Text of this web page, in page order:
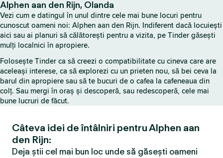
d
e
r
Alphen aan den Rijn, Olanda
Vezi cum e datingul în unul dintre cele mai bune locuri pentru
cunoscut oameni noi: Alphen aan den Rijn. Indiferent dacă locuiești
aici sau ai planuri să călătorești pentru a vizita, pe Tinder găsești
mulți localnici în apropiere.
Folosește Tinder ca să creezi o compatibilitate cu cineva care are
aceleași interese, ca să explorezi cu un prieten nou, să bei ceva la
barul din apropiere sau să te bucuri de o cafea la cafeneaua din
colț. Sau mergi în oraș și descoperă, sau redescoperă, cele mai
bune lucruri de făcut.
Câteva idei de întâlniri pentru Alphen aan
den Rijn:
Deja știi cel mai bun loc unde să găsești oameni